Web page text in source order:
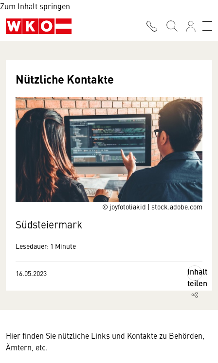
Zum Inhalt springen
© joyfotoliakid | stock.adobe.com
Nützliche Kontakte
Südsteiermark
Lesedauer: 1 Minute
16.05.2023
Inhalt
teilen
Hier finden Sie nützliche Links und Kontakte zu Behörden,
Ämtern, etc.